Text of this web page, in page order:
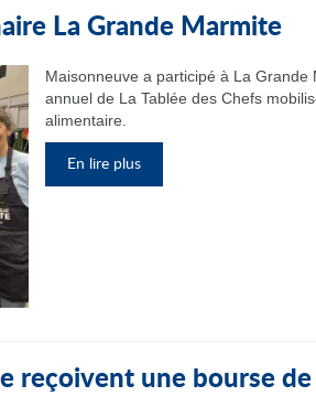
La Grande Marmite
Maisonneuve a participé à La Grande
annuel de La Tablée des Chefs
alimentaire.
En lire plus
reçoivent une bourse